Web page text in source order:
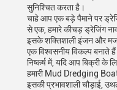
सुनिश्चित करता है।
चाहे आप एक बड़े पैमाने पर
से एक, हमारे कीचड़ ड्रेजिंग
इसके शक्तिशाली इंजन और
एक विश्वसनीय विकल्प बनाते
निष्कर्ष में, यदि आप बिक्री के
हमारी Mud Dredging
इसकी प्रभावशाली चौड़ाई,